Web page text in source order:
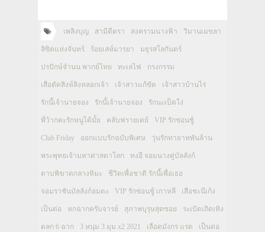
เพลิงบุญ สามีตีตรา สงครามนางฟ้า วิมานเมขลา
ลิขิตแห่งจันทร์ ร้อยเล่ห์มารยา มธุรสโลกันตร์
ปรปักษ์จำนน พากย์ไทย ทะเลไฟ กรงกรรม
เสือตัดสิงห์ลิงหลอกเจ้า เจ้าสาวแก้ขัด เจ้าสาวบ้านไร่
รักนี้เจ้านายจอง รักนี้เจ้านายจอง รักนะเป็ดโง่
พี่ว้ากคะรักหนูได้มั้ย คลับฟรายเดย์ VIP รักซ่อนชู้
Club Friday ออกแบบรักฉบับพิเศษ วุ่นรักทายาทพันล้าน
พระพุทธเจ้ามหาศาสดาโลก ทงอี จอมนางคู่บัลลังก์
ดาบพิฆาตกลางหิมะ ชีวิตเพื่อชาติ รักนี้เพื่อเธอ
จอมราชันบัลลังก์อมตะ VIP รักซ่อนชู้ เกาหลี เสือชะนีเก้ง
เป็นต่อ หกฉากครับจารย์ สุภาพบุรุษสุดซอย ระเบิดเถิดเทิง
ตลก 6 ฉาก 3 หนุ่ม 3 มุม x2 2021 เลือดมังกร แรด เป็นต่อ